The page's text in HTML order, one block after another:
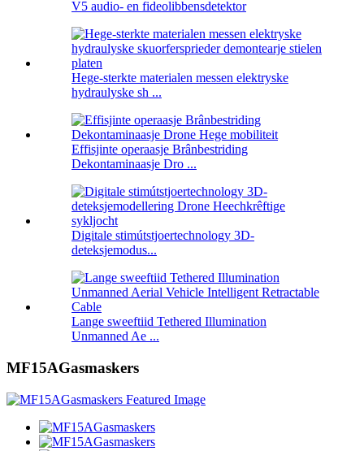
V5 audio- en fideolibbensdetektor
Hege-sterkte materialen messen elektryske
hydraulyske sh ...
Effisjinte operaasje Brânbestriding
Dekontaminaasje Dro ...
Digitale stimútstjoertechnology 3D-
deteksjemodus...
Lange sweeftiid Tethered Illumination
Unmanned Ae ...
MF15AGasmaskers